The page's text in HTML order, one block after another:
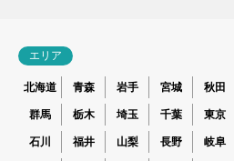
エリア
北海道 青森 岩手 宮城 秋田
群馬 栃木 埼玉 千葉 東京
石川 福井 山梨 長野 岐阜